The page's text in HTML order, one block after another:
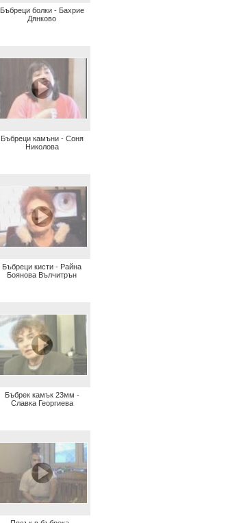
Бъбреци болки - Бахрие
Дянково
Бъбреци камъни - Соня
Николова
Бъбреци кисти - Райна
Боянова Вълчитрън
Бъбрек камък 23мм -
Славка Георгиева